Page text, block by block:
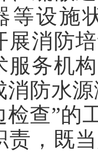
等设施
展消防
服务机
消防水
检查”的
责，既